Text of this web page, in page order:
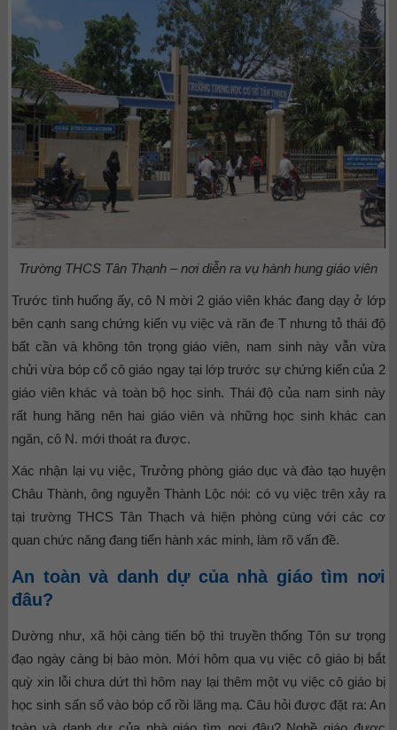
Trường THCS Tân Thạnh – nơi diễn ra vụ hành hung giáo viên
Trước tình huống ấy, cô N mời 2 giáo viên khác đang dạy ở lớp
bên cạnh sang chứng kiến vụ việc và răn đe T nhưng tỏ thái độ
bất cần và không tôn trọng giáo viên, nam sinh này vẫn vừa
chửi vừa bóp cổ cô giáo ngay tại lớp trước sự chứng kiến của 2
giáo viên khác và toàn bộ học sinh. Thái độ của nam sinh này
rất hung hăng nên hai giáo viên và những học sinh khác can
ngăn, cô N. mới thoát ra được.
Xác nhận lại vụ việc, Trưởng phòng giáo dục và đào tạo huyện
Châu Thành, ông nguyễn Thành Lộc nói: có vụ việc trên xảy ra
tại trường THCS Tân Thạch và hiện phòng cùng với các cơ
quan chức năng đang tiến hành xác minh, làm rõ vấn đề.
An toàn và danh dự của nhà giáo tìm nơi
đâu?
Dường như, xã hội càng tiến bộ thì truyền thống Tôn sư trọng
đạo ngày càng bị bào mòn. Mới hôm qua vụ việc cô giáo bị bắt
quỳ xin lỗi chưa dứt thì hôm nay lại thêm một vụ việc cô giáo bị
học sinh sấn sổ vào bóp cổ rồi lăng mạ. Câu hỏi được đặt ra: An